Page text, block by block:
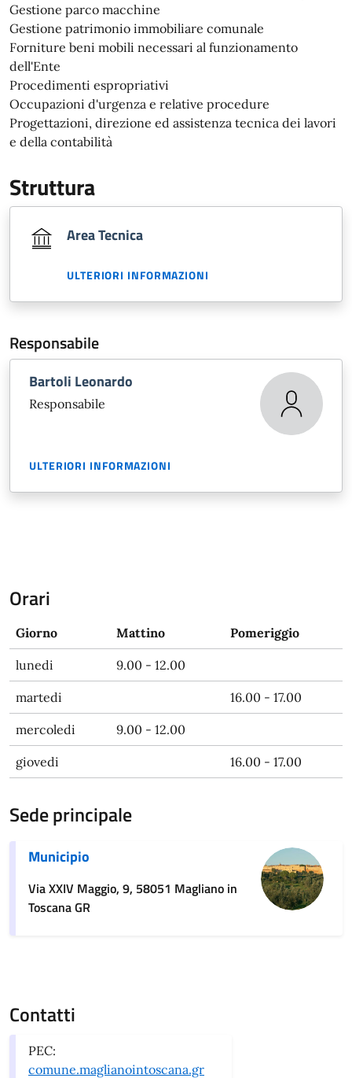
Gestione parco macchine
Gestione patrimonio immobiliare comunale
Forniture beni mobili necessari al funzionamento
dell'Ente
Procedimenti espropriativi
Occupazioni d'urgenza e relative procedure
Progettazioni, direzione ed assistenza tecnica dei lavori
e della contabilità
Struttura
Area Tecnica
ULTERIORI INFORMAZIONI
Responsabile
Bartoli Leonardo
Responsabile
ULTERIORI INFORMAZIONI
Orari
Giorno Mattino Pomeriggio
lunedi 9.00 - 12.00
martedi 16.00 - 17.00
mercoledi 9.00 - 12.00
giovedi 16.00 - 17.00
Sede principale
Municipio
Via XXIV Maggio, 9, 58051 Magliano in
Toscana GR
Contatti
PEC:
comune.maglianointoscana.gr